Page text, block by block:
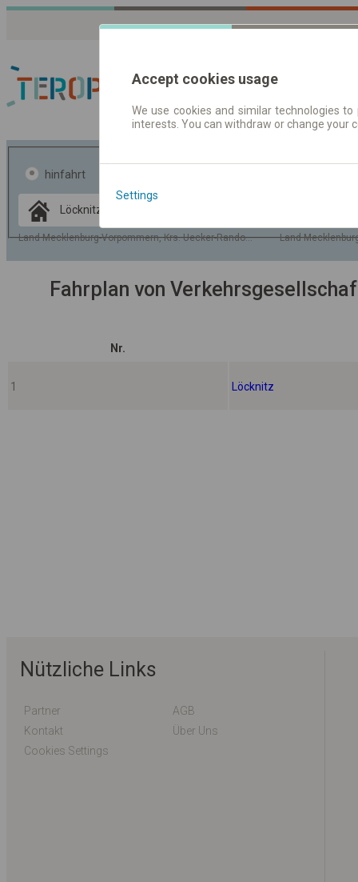
Fahrplandaten |
hinfahrt
Land Mecklenburg-Vorpommern, Krs. Uecker-Randow, Gem. Löcknitz
Land
Data CC-BY-SA
OpenStreetMap
GeoLite data by
Fahrplan von
Nr.
1 Löcknitz
Nützliche Links
Partner
AGB
Kontakt
Über Uns
Cookies Settings
Accept cookies usage
We use cookies and similar technologies
interests. You can withdraw or change
Settings